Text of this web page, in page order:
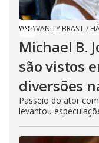
VANITY BRASIL/
Michael B.
são vistos
diversões
Passeio do ator
levantou